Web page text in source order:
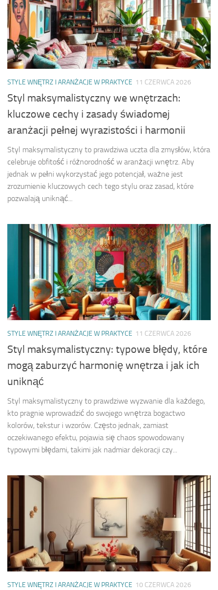
STYLE WNĘTRZ I ARANŻACJE W PRAKTYCE 11 CZERWCA 2026
Styl maksymalistyczny we wnętrzach:
kluczowe cechy i zasady świadomej
aranżacji pełnej wyrazistości i harmonii
Styl maksymalistyczny to prawdziwa uczta dla zmysłów, która
celebruje obfitość i różnorodność w aranżacji wnętrz. Aby
jednak w pełni wykorzystać jego potencjał, ważne jest
zrozumienie kluczowych cech tego stylu oraz zasad, które
pozwalają uniknąć...
STYLE WNĘTRZ I ARANŻACJE W PRAKTYCE 11 CZERWCA 2026
Styl maksymalistyczny: typowe błędy, które
mogą zaburzyć harmonię wnętrza i jak ich
uniknąć
Styl maksymalistyczny to prawdziwe wyzwanie dla każdego,
kto pragnie wprowadzić do swojego wnętrza bogactwo
kolorów, tekstur i wzorów. Często jednak, zamiast
oczekiwanego efektu, pojawia się chaos spowodowany
typowymi błędami, takimi jak nadmiar dekoracji czy...
STYLE WNĘTRZ I ARANŻACJE W PRAKTYCE 10 CZERWCA 2026